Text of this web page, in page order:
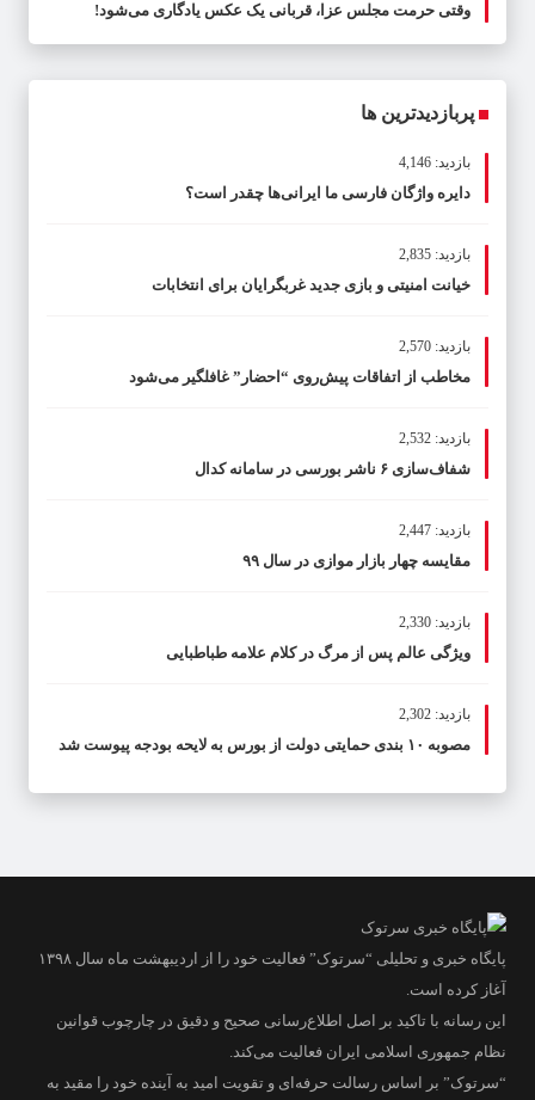
وقتی حرمت مجلس عزا، قربانی یک عکس یادگاری می‌شود!
پربازدیدترین ها
بازدید: 4,146
دایره واژگان فارسی ما ایرانی‌ها چقدر است؟
بازدید: 2,835
خیانت امنیتی و بازی جدید غربگرایان برای انتخابات
بازدید: 2,570
مخاطب از اتفاقات پیش‌روی “احضار” غافلگیر می‌شود
بازدید: 2,532
شفاف‌سازی ۶ ناشر بورسی در سامانه کدال
بازدید: 2,447
مقایسه چهار بازار موازی در سال ۹۹
بازدید: 2,330
ویژگی عالم پس از مرگ در کلام علامه طباطبایی
بازدید: 2,302
مصوبه ۱۰ بندی حمایتی دولت از بورس به لایحه بودجه پیوست شد
پایگاه خبری و تحلیلی “سرتوک” فعالیت خود را از اردیبهشت ماه سال ۱۳۹۸
آغاز کرده است.
این رسانه با تاکید بر اصل اطلاع‌رسانی صحیح و دقیق در چارچوب قوانین
نظام جمهوری اسلامی ایران فعالیت می‌کند.
“سرتوک” بر اساس رسالت حرفه‌ای و تقویت امید به آینده خود را مقید به